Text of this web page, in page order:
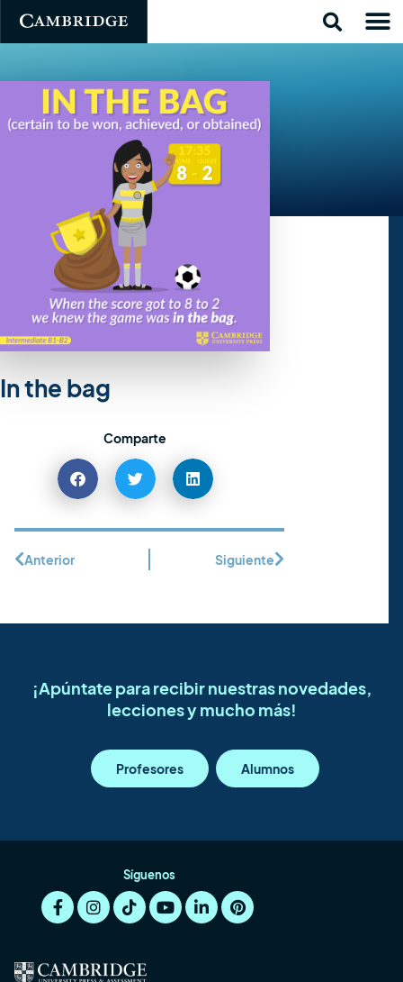
In the bag
Comparte
Anterior Siguiente
¡Apúntate para recibir nuestras novedades,
lecciones y mucho más!
Profesores Alumnos
Síguenos